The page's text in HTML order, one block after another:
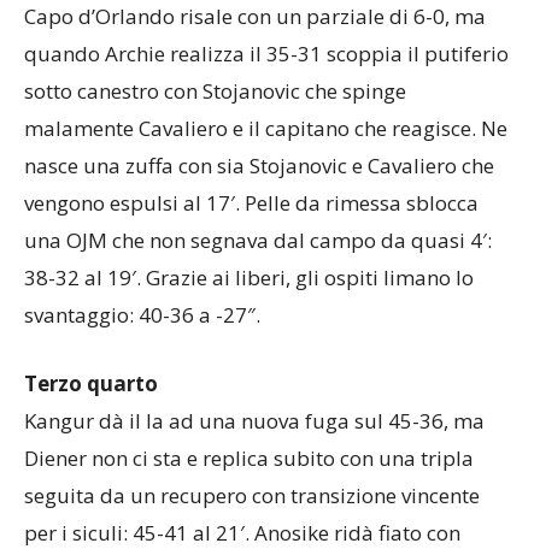
Capo d’Orlando risale con un parziale di 6-0, ma
quando Archie realizza il 35-31 scoppia il putiferio
sotto canestro con Stojanovic che spinge
malamente Cavaliero e il capitano che reagisce. Ne
nasce una zuffa con sia Stojanovic e Cavaliero che
vengono espulsi al 17′. Pelle da rimessa sblocca
una OJM che non segnava dal campo da quasi 4′:
38-32 al 19′. Grazie ai liberi, gli ospiti limano lo
svantaggio: 40-36 a -27″.
Terzo quarto
Kangur dà il la ad una nuova fuga sul 45-36, ma
Diener non ci sta e replica subito con una tripla
seguita da un recupero con transizione vincente
per i siculi: 45-41 al 21′. Anosike ridà fiato con